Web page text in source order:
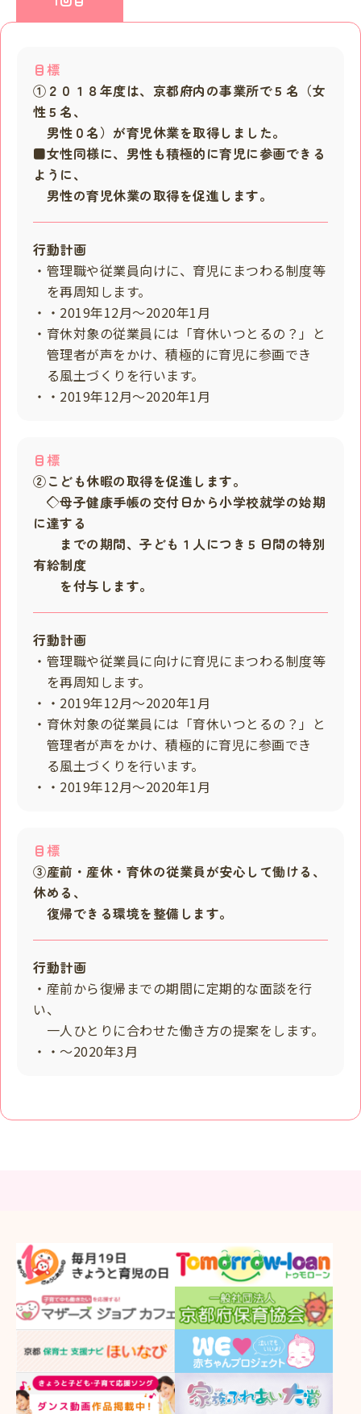
目標
①２０１８年度は、京都府内の事業所で５名（女
性５名、
男性０名）が育児休業を取得しました。
■女性同様に、男性も積極的に育児に参画できる
ように、
男性の育児休業の取得を促進します。
行動計画
・管理職や従業員向けに、育児にまつわる制度等
を再周知します。
・・2019年12月～2020年1月
・育休対象の従業員には「育休いつとるの？」と
管理者が声をかけ、積極的に育児に参画でき
る風土づくりを行います。
・・2019年12月～2020年1月
目標
②こども休暇の取得を促進します。
◇母子健康手帳の交付日から小学校就学の始期
に達する
までの期間、子ども１人につき５日間の特別
有給制度
を付与します。
行動計画
・管理職や従業員に向けに育児にまつわる制度等
を再周知します。
・・2019年12月～2020年1月
・育休対象の従業員には「育休いつとるの？」と
管理者が声をかけ、積極的に育児に参画でき
る風土づくりを行います。
・・2019年12月～2020年1月
目標
③産前・産休・育休の従業員が安心して働ける、
休める、
復帰できる環境を整備します。
行動計画
・産前から復帰までの期間に定期的な面談を行
い、
一人ひとりに合わせた働き方の提案をします。
・・～2020年3月